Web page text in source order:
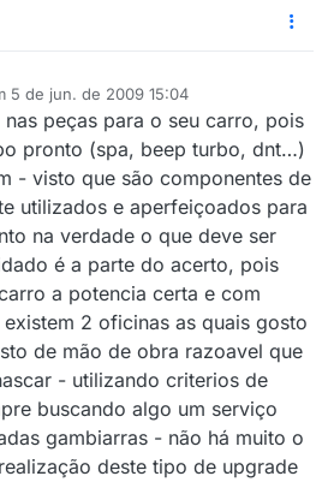
5 de jun. de 2009 15:04
por
peças para o seu carro, pois
pronto (spa, beep turbo, dnt…)
- visto que são componentes de
utilizados e aperfeiçoados para
na verdade o que deve ser
é a parte do acerto, pois
a potencia certa e com
2 oficinas as quais gosto
de mão de obra razoavel que
- utilizando criterios de
buscando algo um serviço
gambiarras - não há muito o
deste tipo de upgrade